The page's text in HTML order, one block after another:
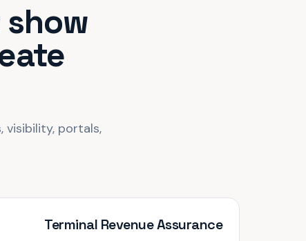
visibility, portals,
Terminal Revenue Assurance